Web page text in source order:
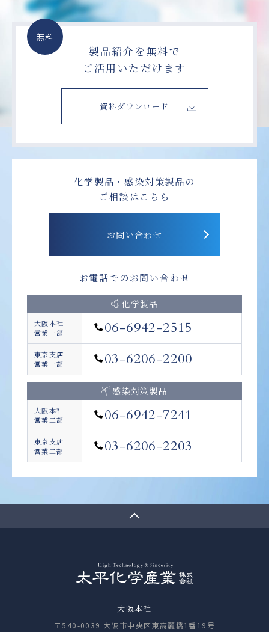
無料
製品紹介を無料で
ご活用いただけます
資料ダウンロード
化学製品・感染対策製品の
ご相談はこちら
お問い合わせ
お電話でのお問い合わせ
化学製品
大阪本社
営業一部
06-6942-2515
東京支店
営業一部
03-6206-2200
感染対策製品
大阪本社
営業二部
06-6942-7241
東京支店
営業二部
03-6206-2203
大阪本社
〒540-0039 大阪市中央区東高麗橋1番19号